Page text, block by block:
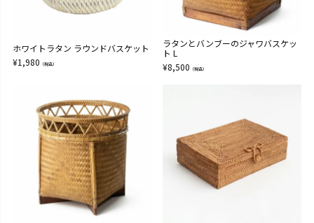
ホワイトラタン ラウンドバスケット
¥1,980 （税込）
ラタンとバンブーのジャワバスケッ
ト L
¥8,500 （税込）